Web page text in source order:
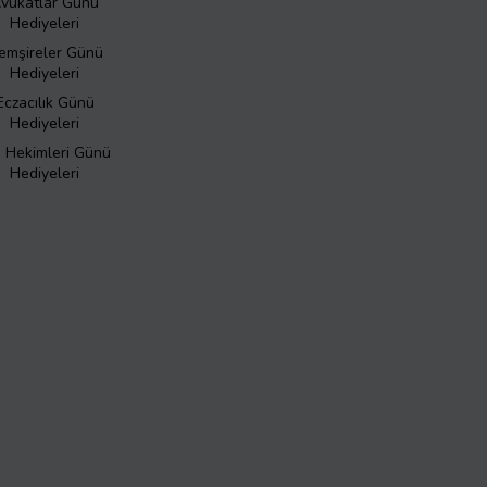
Hediyeleri
Günü
Hediyeleri
Günü
Hediyeleri
Hekimleri Günü
Hediyeleri